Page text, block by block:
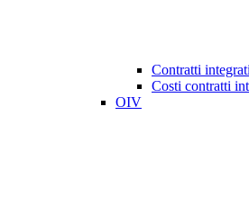
Contratti
Costi contratti
OIV